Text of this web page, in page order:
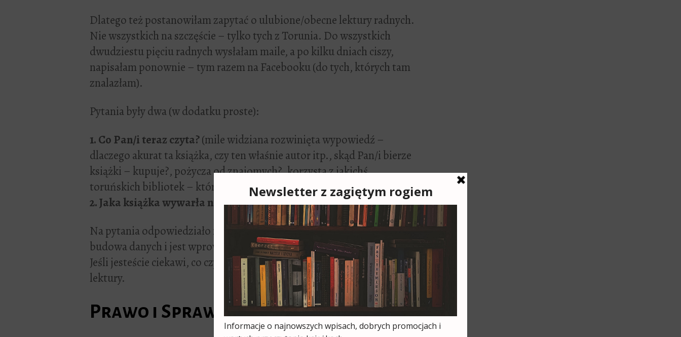
Dlatego też postanowiłam zapytać o ulubione/obecne lektury radnych.
Nie wszystkich na szczęście – tylko tych z Torunia. Do wszystkich
dwudziestu pięciu radnych wysłałam maile, a po kilku dniach ciszy,
napisałam ponownie – tym razem na Facebooku (do tych, których tam
znalazłam).
Pytania były dwa (w dodatku proste):
1. Co Pan/i teraz czyta?(mile widziana rozwinięta wypowiedź –
dlaczego akurat ta książka, czy ten właśnie autor itp., skąd Pan/i bierze
książki – kupuje?, pożycza od znajomych?, korzysta z jakichś
toruńskich bibliotek – których?)
2. Jaka książka wywarła na Panu/i największe wrażenie?
Na pytania odpowiedziało mi 10 radnych (z 25). U reszty pewnie trwa
budowa danych i jest wprowadzone bardzo dokładne rozwarstwienie.
Jeśli jesteście ciekawi, co czytają toruńscy radni, to zapraszam do
lektury.
Prawo i Sprawiedliwość